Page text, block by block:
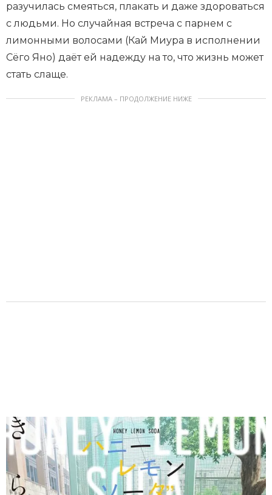
разучилась смеяться, плакать и даже здороваться
с людьми. Но случайная встреча с парнем с
лимонными волосами (Кай Миура в исполнении
Сёго Яно) даёт ей надежду на то, что жизнь может
стать слаще.
РЕКЛАМА – ПРОДОЛЖЕНИЕ НИЖЕ